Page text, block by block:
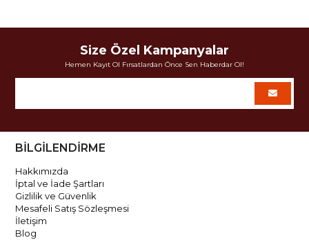
Size Özel Kampanyalar
Hemen Kayıt Ol Fırsatlardan Önce Sen Haberdar Ol!
BİLGİLENDİRME
Hakkımızda
İptal ve İade Şartları
Gizlilik ve Güvenlik
Mesafeli Satış Sözleşmesi
İletişim
Blog